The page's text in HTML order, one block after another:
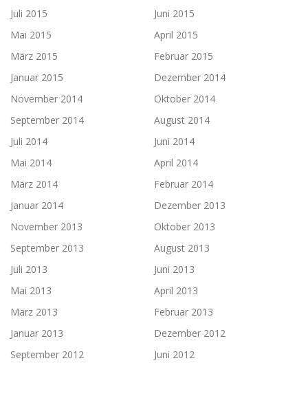
Juli 2015
Juni 2015
Mai 2015
April 2015
März 2015
Februar 2015
Januar 2015
Dezember 2014
November 2014
Oktober 2014
September 2014
August 2014
Juli 2014
Juni 2014
Mai 2014
April 2014
März 2014
Februar 2014
Januar 2014
Dezember 2013
November 2013
Oktober 2013
September 2013
August 2013
Juli 2013
Juni 2013
Mai 2013
April 2013
März 2013
Februar 2013
Januar 2013
Dezember 2012
September 2012
Juni 2012